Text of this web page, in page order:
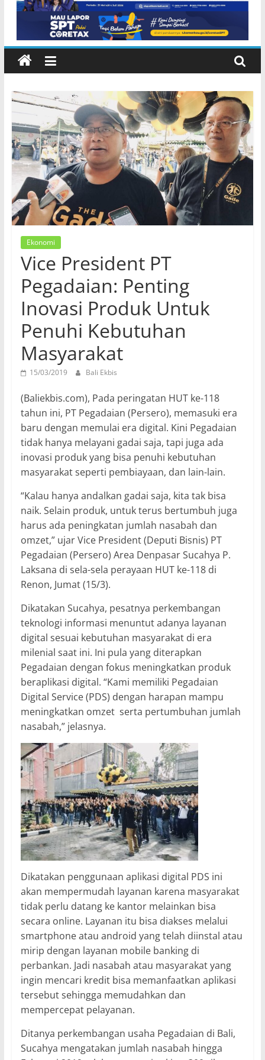
Ekonomi
Vice President PT
Pegadaian: Penting
Inovasi Produk Untuk
Penuhi Kebutuhan
Masyarakat
15/03/2019 Bali Ekbis
(Baliekbis.com), Pada peringatan HUT ke-118
tahun ini, PT Pegadaian (Persero), memasuki era
baru dengan memulai era digital. Kini Pegadaian
tidak hanya melayani gadai saja, tapi juga ada
inovasi produk yang bisa penuhi kebutuhan
masyarakat seperti pembiayaan, dan lain-lain.
“Kalau hanya andalkan gadai saja, kita tak bisa
naik. Selain produk, untuk terus bertumbuh juga
harus ada peningkatan jumlah nasabah dan
omzet,” ujar Vice President (Deputi Bisnis) PT
Pegadaian (Persero) Area Denpasar Sucahya P.
Laksana di sela-sela perayaan HUT ke-118 di
Renon, Jumat (15/3).
Dikatakan Sucahya, pesatnya perkembangan
teknologi informasi menuntut adanya layanan
digital sesuai kebutuhan masyarakat di era
milenial saat ini. Ini pula yang diterapkan
Pegadaian dengan fokus meningkatkan produk
beraplikasi digital. “Kami memiliki Pegadaian
Digital Service (PDS) dengan harapan mampu
meningkatkan omzet serta pertumbuhan jumlah
nasabah,” jelasnya.
Dikatakan penggunaan aplikasi digital PDS ini
akan mempermudah layanan karena masyarakat
tidak perlu datang ke kantor melainkan bisa
secara online. Layanan itu bisa diakses melalui
smartphone atau android yang telah diinstal atau
mirip dengan layanan mobile banking di
perbankan. Jadi nasabah atau masyarakat yang
ingin mencari kredit bisa memanfaatkan aplikasi
tersebut sehingga memudahkan dan
mempercepat pelayanan.
Ditanya perkembangan usaha Pegadaian di Bali,
Sucahya mengatakan jumlah nasabah hingga